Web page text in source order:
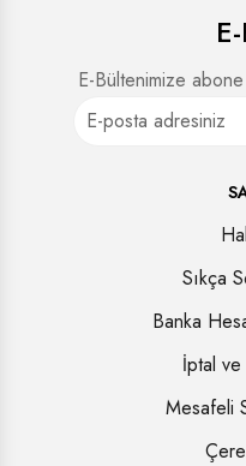
E-Bültenimize abone
Sıkça
Banka
İptal ve
Mesafeli